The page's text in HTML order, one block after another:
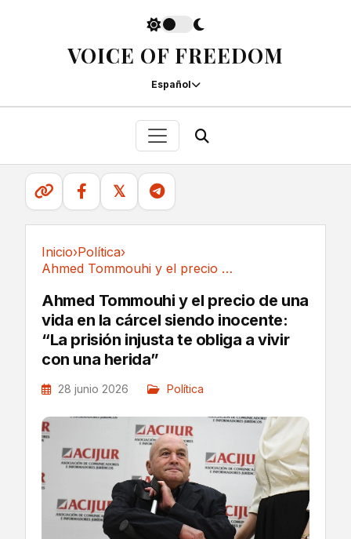
VOICE OF FREEDOM
Español
𝕏
Inicio›Política›
Ahmed Tommouhi y el precio de una vida en la...
Ahmed Tommouhi y el precio de una
vida en la cárcel siendo inocente:
“La prisión injusta te obliga a vivir
con una herida”
28 junio 2026 Política